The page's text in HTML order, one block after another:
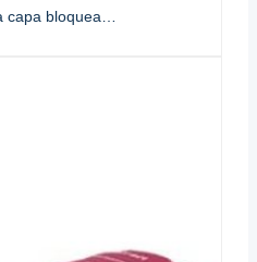
capa bloquea…